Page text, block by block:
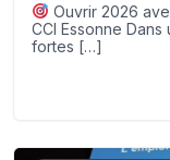
Ouvrir 2026
CCI Essonne
fortes […]